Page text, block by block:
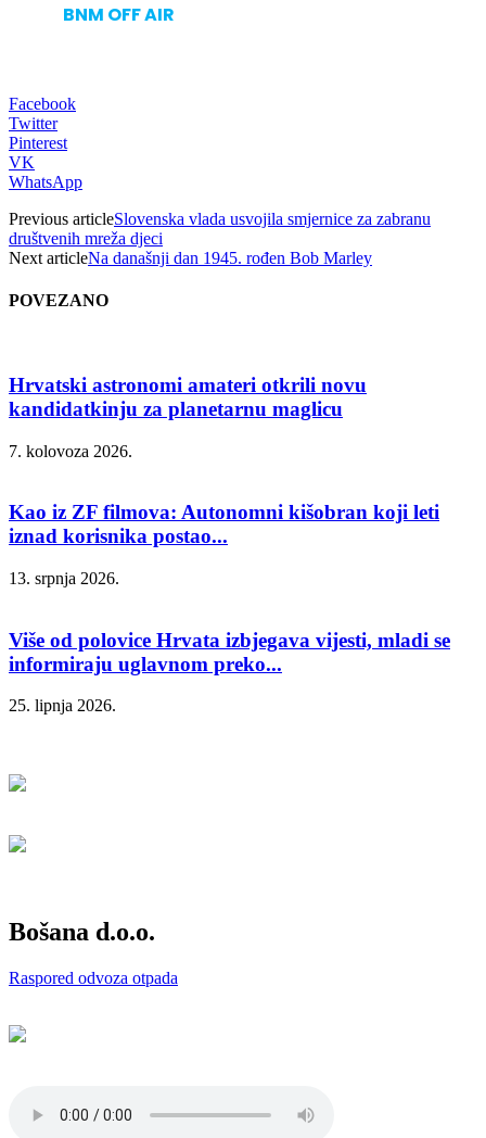
BNM OFF AIR
Facebook
Twitter
Pinterest
VK
WhatsApp
Previous articleSlovenska vlada usvojila smjernice za zabranu
društvenih mreža djeci
Next articleNa današnji dan 1945. rođen Bob Marley
POVEZANO
Hrvatski astronomi amateri otkrili novu
kandidatkinju za planetarnu maglicu
7. kolovoza 2026.
Kao iz ZF filmova: Autonomni kišobran koji leti
iznad korisnika postao...
13. srpnja 2026.
Više od polovice Hrvata izbjegava vijesti, mladi se
informiraju uglavnom preko...
25. lipnja 2026.
Bošana d.o.o.
Raspored odvoza otpada